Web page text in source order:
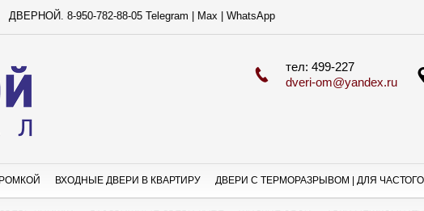
8-950-782-88-05 Telegram | Max | WhatsApp
тел: 499-227
dveri-om@yandex.ru
ВХОДНЫЕ ДВЕРИ В КВАРТИРУ ДВЕРИ С ТЕРМОРАЗРЫВОМ | ДЛЯ